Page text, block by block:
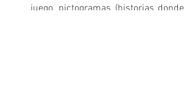
juego, pictogramas (historias donde